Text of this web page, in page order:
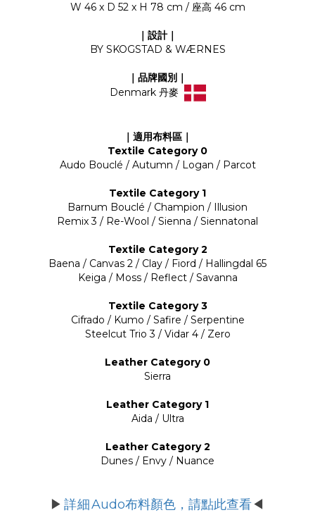
W 46 x D 52 x H 78 cm / 座高 46 cm
｜設計｜
BY SKOGSTAD & WÆRNES
｜品牌國別｜
Denmark 丹麥
｜適用布料區｜
Textile Category 0
Audo Bouclé / Autumn / Logan / Parcot
Textile Category 1
Barnum Bouclé / Champion / Illusion
Remix 3 / Re-Wool / Sienna / Siennatonal
Textile Category 2
Baena / Canvas 2 / Clay / Fiord / Hallingdal 65
Keiga / Moss / Reflect / Savanna
Textile Category 3
Cifrado / Kumo / Safire / Serpentine
Steelcut Trio 3 / Vidar 4 / Zero
Leather Category 0
Sierra
Leather Category 1
Aida / Ultra
Leather Category 2
Dunes / Envy / Nuance
▶ 詳細Audo布料顏色，請點此查看◀